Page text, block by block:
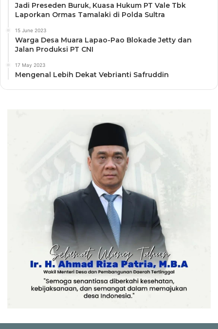
Jadi Preseden Buruk, Kuasa Hukum PT Vale Tbk
Laporkan Ormas Tamalaki di Polda Sultra
15 June 2023
Warga Desa Muara Lapao-Pao Blokade Jetty dan
Jalan Produksi PT CNI
17 May 2023
Mengenal Lebih Dekat Vebrianti Safruddin